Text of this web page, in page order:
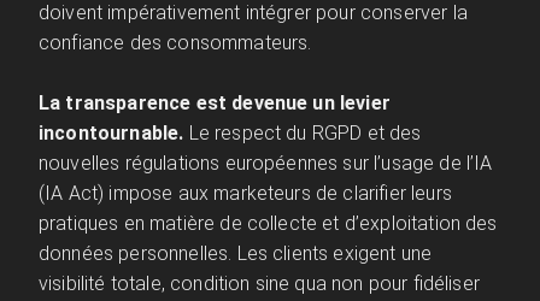
doivent impérativement intégrer pour conserver la
confiance des consommateurs.
La transparence est devenue un levier
incontournable. Le respect du RGPD et des
nouvelles régulations européennes sur l’usage de l’IA
(IA Act) impose aux marketeurs de clarifier leurs
pratiques en matière de collecte et d’exploitation des
données personnelles. Les clients exigent une
visibilité totale, condition sine qua non pour fidéliser